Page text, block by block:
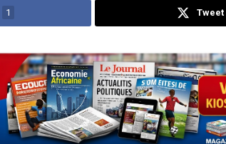
1 Tweet